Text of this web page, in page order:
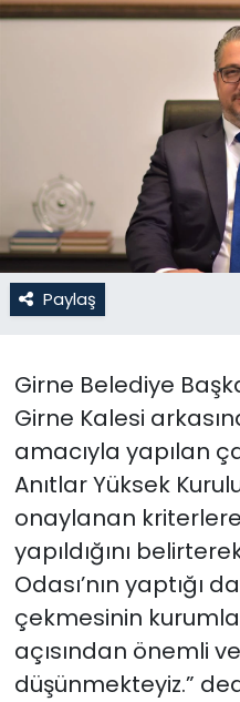
Paylaş
Girne Belediye
Girne Kalesi
amacıyla yapılan
Anıtlar Yüksek
onaylanan
yapıldığını
Odası’nın yaptığı
çekmesinin
açısından önemli
düşünmekteyiz.”
Moda
Nöbetçi Eczaneler
Otomobil
Politika
SAĞLIK
Spor
TÜRKiYE
Video Galeri
YAŞAM
Yazarlar